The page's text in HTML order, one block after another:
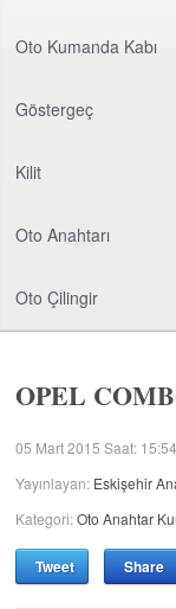
Oto Kumanda Kabı
Göstergeç
Kilit
Oto Anahtarı
Oto Çilingir
OPEL
05 Mart 2015 Saat: 15:54
Yayınlayan: Eskişehir
Kategori:Oto Anahtar
Tweet Share